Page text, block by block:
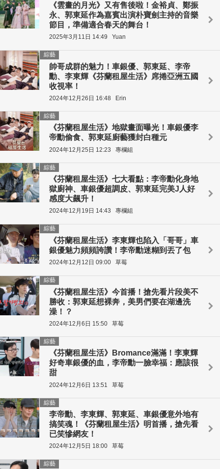
《雲畫的月光》又有售後啦！金裕貞、鄭振
永、郭東延作為嘉賓出演朴寶劍主持的音樂
節目，準備適合春天的舞台！
2025年3月11日 14:49 Yuan
帥哥成群的魅力！車銀優、郭東延、李帝
勳、李東輝《芬蘭租屋生活》席捲亞洲五國
收視率！
綜藝
2024年12月26日 16:48 Erin
《芬蘭租屋生活》地獄畫面曝光！車銀優李
帝勳偷食、郭東延廚藝獲封白種元
綜藝
2024年12月25日 12:23 專欄組
《芬蘭租屋生活》七大看點：李帝勳化身地
獄廚神、車銀優超調皮、郭東延完美J人好
感度大飆升！
綜藝
2024年12月19日 14:43 專欄組
《芬蘭租屋生活》李東輝也陷入「哥哥」車
銀優魅力頻頻誇讚！李帝勳迷糊到丟了包
綜藝
2024年12月12日 09:00 草莓
《芬蘭租屋生活》今首播！搶先看片段美不
勝收：郭東延想裸奔，美男們要在湖邊洗
澡！？
綜藝
2024年12月6日 15:50 草莓
《芬蘭租屋生活》Bromance滿滿！李東輝
好奇車銀優的血，李帝勳一臉幸福：應該很
甜
綜藝
2024年12月6日 13:51 草莓
李帝勳、李東輝、郭東延、車銀優意外地有
搞笑魂！《芬蘭租屋生活》明首播，搶先看
已笑慘網友！
綜藝
2024年12月5日 18:00 草莓
綜藝